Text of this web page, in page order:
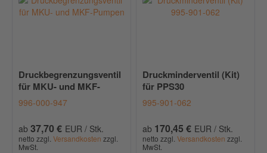
Druckbegrenzungsventil
für MKU- und MKF-
Pumpen
996-000-947
ab 37,70 € EUR / Stk.
netto zzgl.Versandkosten zzgl.
MwSt.
Druckminderventil (Kit)
für PPS30
995-901-062
ab 170,45 € EUR / Stk.
netto zzgl.Versandkosten zzgl.
MwSt.